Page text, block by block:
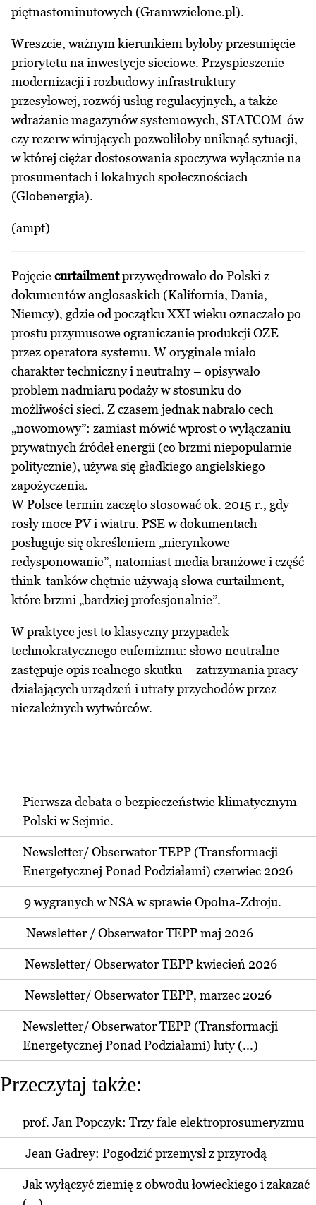
piętnastominutowych (Gramwzielone.pl).
Wreszcie, ważnym kierunkiem byłoby przesunięcie
priorytetu na inwestycje sieciowe. Przyspieszenie
modernizacji i rozbudowy infrastruktury
przesyłowej, rozwój usług regulacyjnych, a także
wdrażanie magazynów systemowych, STATCOM-ów
czy rezerw wirujących pozwoliłoby uniknąć sytuacji,
w której ciężar dostosowania spoczywa wyłącznie na
prosumentach i lokalnych społecznościach
(Globenergia).
(ampt)
Pojęciecurtailmentprzywędrowało do Polski z
dokumentów anglosaskich (Kalifornia, Dania,
Niemcy), gdzie od początku XXI wieku oznaczało po
prostu przymusowe ograniczanie produkcji OZE
przez operatora systemu. W oryginale miało
charakter techniczny i neutralny – opisywało
problem nadmiaru podaży w stosunku do
możliwości sieci. Z czasem jednak nabrało cech
„nowomowy”: zamiast mówić wprost o wyłączaniu
prywatnych źródeł energii (co brzmi niepopularnie
politycznie), używa się gładkiego angielskiego
zapożyczenia.
W Polsce termin zaczęto stosować ok. 2015 r., gdy
rosły moce PV i wiatru. PSE w dokumentach
posługuje się określeniem „nierynkowe
redysponowanie”, natomiast media branżowe i część
think-tanków chętnie używają słowa curtailment,
które brzmi „bardziej profesjonalnie”.
W praktyce jest to klasyczny przypadek
technokratycznego eufemizmu: słowo neutralne
zastępuje opis realnego skutku – zatrzymania pracy
działających urządzeń i utraty przychodów przez
niezależnych wytwórców.
Pierwsza debata o bezpieczeństwie klimatycznym
Polski w Sejmie.
Newsletter/ Obserwator TEPP (Transformacji
Energetycznej Ponad Podziałami) czerwiec 2026
9 wygranych w NSA w sprawie Opolna-Zdroju.
Newsletter / Obserwator TEPP maj 2026
Newsletter/ Obserwator TEPP kwiecień 2026
Newsletter/ Obserwator TEPP, marzec 2026
Newsletter/ Obserwator TEPP (Transformacji
Energetycznej Ponad Podziałami) luty (...)
Przeczytaj także:
prof. Jan Popczyk: Trzy fale elektroprosumeryzmu
Jean Gadrey: Pogodzić przemysł z przyrodą
Jak wyłączyć ziemię z obwodu łowieckiego i zakazać